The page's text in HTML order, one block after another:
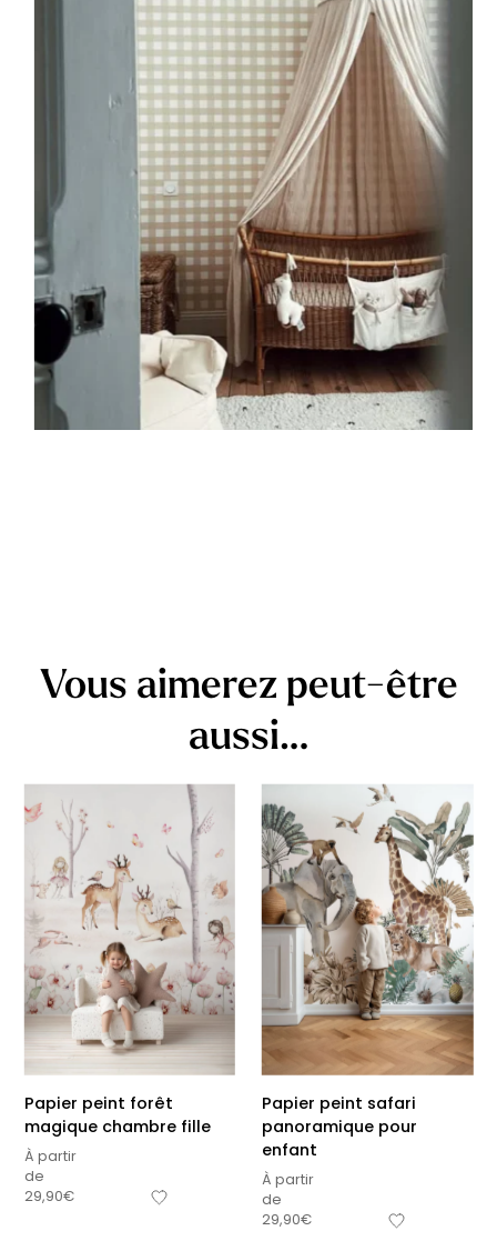
Parfait pour les murs avec soubassement (moulures en
partie basse) ou pour les murs très longs.
Ce format permet de concentrer le visuel sur la partie
supérieure du mur.
Conçu pour les très grands murs, afin d’obtenir un visuel
ample et immersif.
Adapté aux espaces où la hauteur est plus importante que
la largeur (montées d’escalier, pans de mur étroits, etc.).
Vous aimerez peut-être
aussi…
Papier peint forêt
magique chambre fille
À partir
de
29,90€
Papier peint safari
panoramique pour
enfant
À partir
de
29,90€